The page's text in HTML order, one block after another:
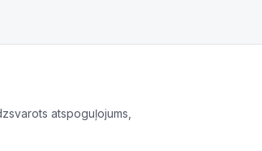
atspoguļojums,